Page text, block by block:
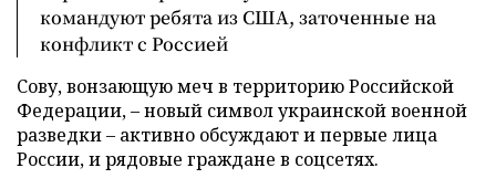
командуют ребята из США, заточенные на
конфликт с Россией
Сову, вонзающую меч в территорию Российской
Федерации, – новый символ украинской военной
разведки – активно обсуждают и первые лица
России, и рядовые граждане в соцсетях.